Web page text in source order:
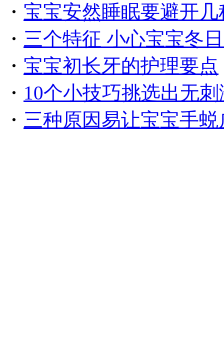
・ 宝宝安然睡眠要避开几
・ 三个特征 小心宝宝冬
・ 宝宝初长牙的护理要点
・ 10个小技巧挑选出无
・ 三种原因易让宝宝手